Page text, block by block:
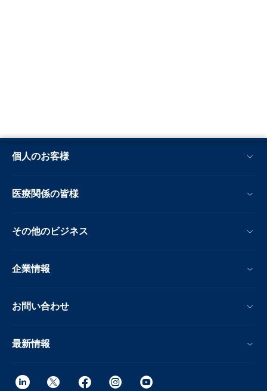
個人のお客様
医療関係の皆様
その他のビジネス
企業情報
お問い合わせ
最新情報